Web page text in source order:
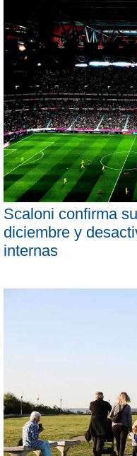
Scaloni confirma
diciembre y
internas